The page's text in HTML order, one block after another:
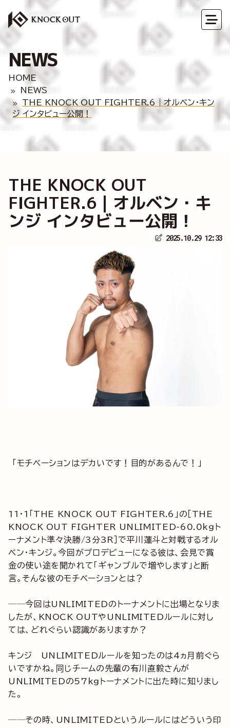
NEWS
HOME
NEWS
THE KNOCK OUT FIGHTER.6｜オルベン・キン
ジ インタビュー公開！
THE KNOCK OUT
FIGHTER.6｜オルベン・キ
ンジ インタビュー公開！
2025.10.29 12:33
「モチベーションはデカいです！目的があるんで！」
11・1「THE KNOCK OUT FIGHTER.6」の［THE
KNOCK OUT FIGHTER UNLIMITED-60.0kgト
ーナメント準々決勝/3分3R］で平川蓮斗と対戦するオル
ベン・キンジ。今回がプロデビューになる彼は、会見で賞
金の使い途を聞かれて「ギャンブルで増やします」と断
言。そんな彼のモチベーションとは？
──今回はUNLIMITEDのトーナメントに出場となりま
したが、KNOCK OUTやUNLIMITEDルールに対し
ては、どれぐらい認識がありますか？
キンジ UNLIMITEDルールを知ったのは4ヵ月前ぐら
いですかね。同じチームの先輩の有川直毅さんが
UNLIMITEDの57kgトーナメントに出た時に知りまし
た。
──その時、UNLIMITEDというルールにはどういう印